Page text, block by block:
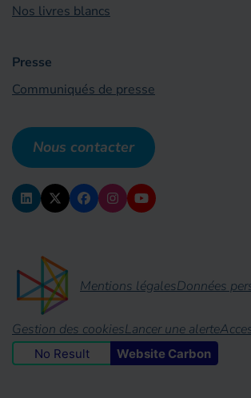
Nos livres blancs
Presse
Communiqués de presse
Nous contacter
Mentions légalesDonnées
Gestion des cookiesLancer une alerte
No Result Website Carbon